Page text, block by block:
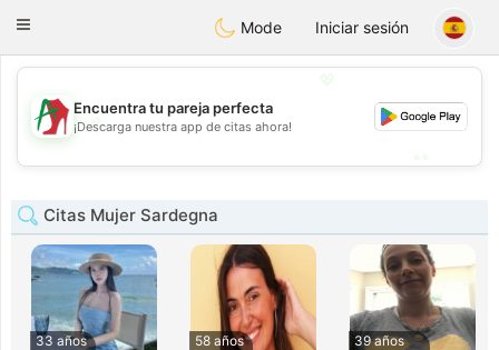
Amami Ora
Toggle
Mode Iniciar sesión
💖
💕
Encuentra tu pareja perfecta
¡Descarga nuestra app de citas ahora!
Citas Mujer Sardegna
33 años
58 años
39 años